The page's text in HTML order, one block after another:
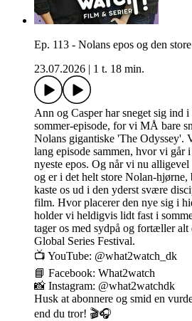
Ep. 113 - Nolans epos og den
23.07.2026
1 t. 18 min.
Ann og Casper har sneget sig ind
sommer-episode, for vi MÅ bare
Nolans gigantiske 'The Odyssey'.
lang episode sammen, hvor vi går
nyeste epos. Og når vi nu
og er i det helt store Nolan-
kaste os ud i den yderst svære
film. Hvor placerer den nye sig i
holder vi heldigvis lidt fast i
tager os med sydpå og fortæller
Global Series Festival.
📺 YouTube: @what2watch_dk
📘 Facebook: What2watch
📸 Instagram: @what2watchdk
Husk at abonnere og smid en
end du tror! 🎬🎧